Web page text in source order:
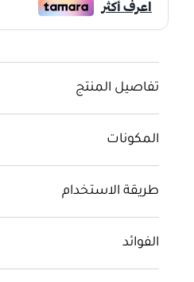
تفاصيل المنتج
المكونات
طريقة الاستخدام
الفوائد